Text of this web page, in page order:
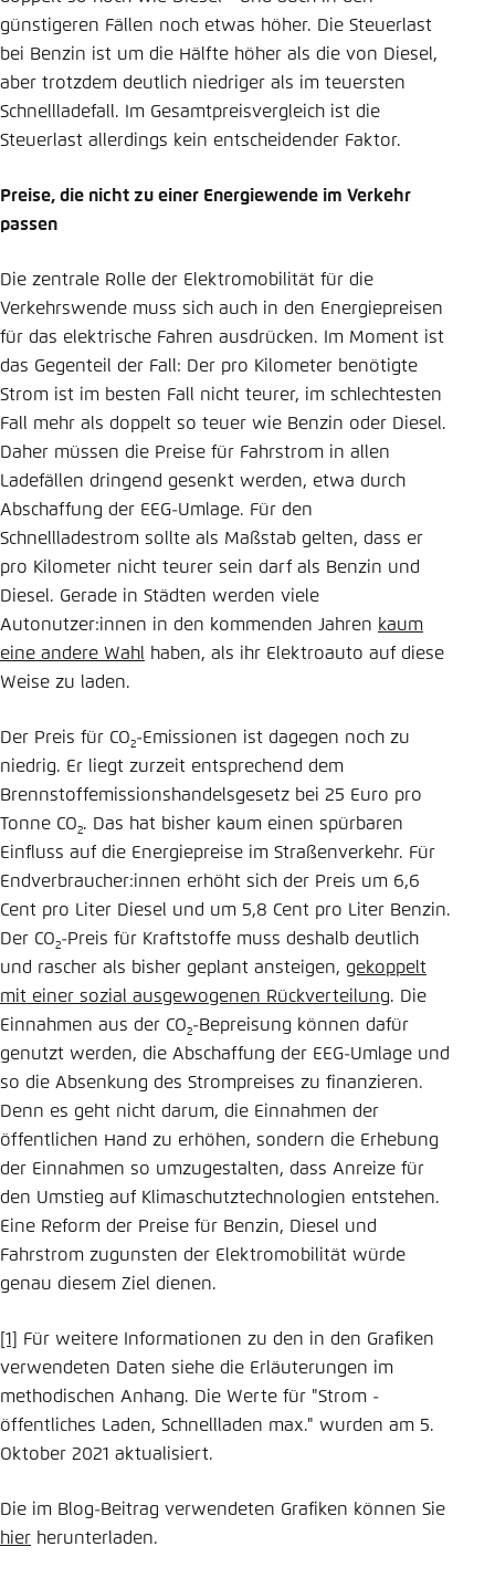
günstigeren Fällen noch etwas höher. Die Steuerlast
bei Benzin ist um die Hälfte höher als die von Diesel,
aber trotzdem deutlich niedriger als im teuersten
Schnellladefall. Im Gesamtpreisvergleich ist die
Steuerlast allerdings kein entscheidender Faktor.
Preise, die nicht zu einer Energiewende im Verkehr
passen
Die zentrale Rolle der Elektromobilität für die
Verkehrswende muss sich auch in den Energiepreisen
für das elektrische Fahren ausdrücken. Im Moment ist
das Gegenteil der Fall: Der pro Kilometer benötigte
Strom ist im besten Fall nicht teurer, im schlechtesten
Fall mehr als doppelt so teuer wie Benzin oder Diesel.
Daher müssen die Preise für Fahrstrom in allen
Ladefällen dringend gesenkt werden, etwa durch
Abschaffung der EEG-Umlage. Für den
Schnellladestrom sollte als Maßstab gelten, dass er
pro Kilometer nicht teurer sein darf als Benzin und
Diesel. Gerade in Städten werden viele
Autonutzer:innen in den kommenden Jahren kaum
eine andere Wahl haben, als ihr Elektroauto auf diese
Weise zu laden.
Der Preis für CO2-Emissionen ist dagegen noch zu
niedrig. Er liegt zurzeit entsprechend dem
Brennstoffemissionshandelsgesetz bei 25 Euro pro
Tonne CO2. Das hat bisher kaum einen spürbaren
Einfluss auf die Energiepreise im Straßenverkehr. Für
Endverbraucher:innen erhöht sich der Preis um 6,6
Cent pro Liter Diesel und um 5,8 Cent pro Liter Benzin.
Der CO2-Preis für Kraftstoffe muss deshalb deutlich
und rascher als bisher geplant ansteigen, gekoppelt
mit einer sozial ausgewogenen Rückverteilung. Die
Einnahmen aus der CO2-Bepreisung können dafür
genutzt werden, die Abschaffung der EEG-Umlage und
so die Absenkung des Strompreises zu finanzieren.
Denn es geht nicht darum, die Einnahmen der
öffentlichen Hand zu erhöhen, sondern die Erhebung
der Einnahmen so umzugestalten, dass Anreize für
den Umstieg auf Klimaschutztechnologien entstehen.
Eine Reform der Preise für Benzin, Diesel und
Fahrstrom zugunsten der Elektromobilität würde
genau diesem Ziel dienen.
[1] Für weitere Informationen zu den in den Grafiken
verwendeten Daten siehe die Erläuterungen im
methodischen Anhang. Die Werte für "Strom -
öffentliches Laden, Schnellladen max." wurden am 5.
Oktober 2021 aktualisiert.
Die im Blog-Beitrag verwendeten Grafiken können Sie
hier herunterladen.